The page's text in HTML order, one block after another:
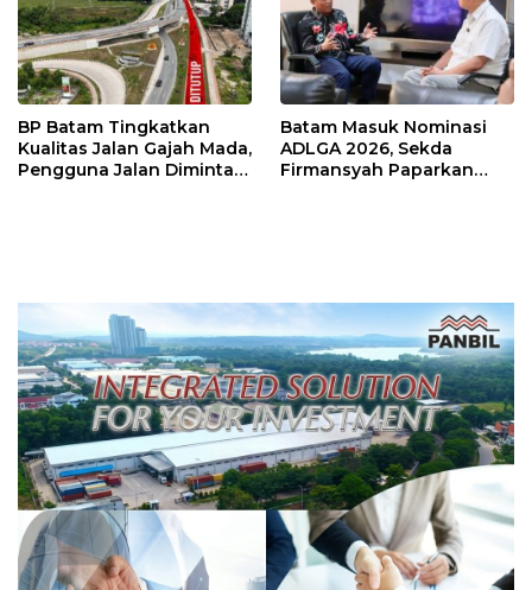
BP Batam Tingkatkan
Kualitas Jalan Gajah Mada,
Pengguna Jalan Diminta
Batam Masuk Nominasi
ADLGA 2026, Sekda
Firmansyah Paparkan